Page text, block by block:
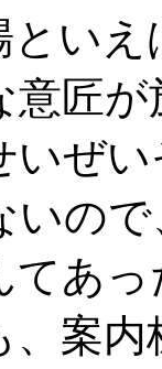
とい
意匠
いぜ
いので
てあ
、案